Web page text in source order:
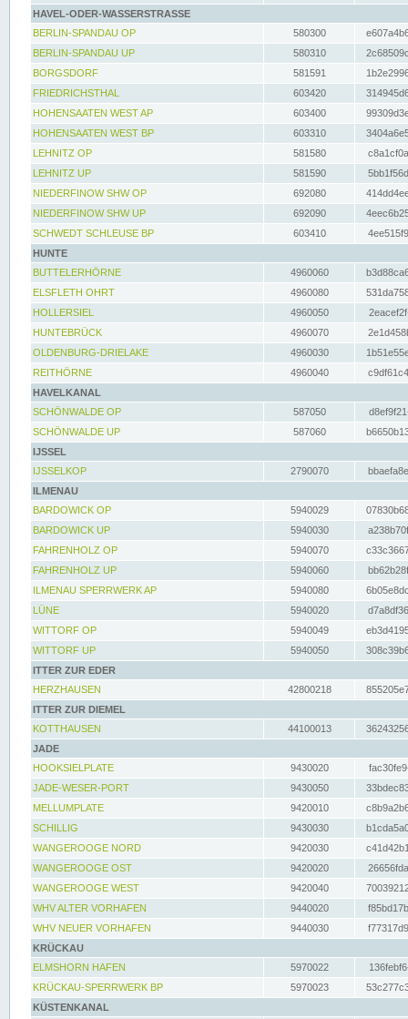
HAVEL-ODER-WASSERSTRASSE
BERLIN-SPANDAU OP
580300
BERLIN-SPANDAU UP
580310
BORGSDORF
581591
FRIEDRICHSTHAL
603420
HOHENSAATEN WEST AP
603400
HOHENSAATEN WEST BP
603310
LEHNITZ OP
581580
LEHNITZ UP
581590
NIEDERFINOW SHW OP
692080
NIEDERFINOW SHW UP
692090
SCHWEDT SCHLEUSE BP
603410
HUNTE
BUTTELERHÖRNE
4960060
ELSFLETH OHRT
4960080
HOLLERSIEL
4960050
HUNTEBRÜCK
4960070
OLDENBURG-DRIELAKE
4960030
REITHÖRNE
4960040
HAVELKANAL
SCHÖNWALDE OP
587050
SCHÖNWALDE UP
587060
IJSSEL
IJSSELKOP
2790070
ILMENAU
BARDOWICK OP
5940029
BARDOWICK UP
5940030
FAHRENHOLZ OP
5940070
FAHRENHOLZ UP
5940060
ILMENAU SPERRWERK AP
5940080
LÜNE
5940020
WITTORF OP
5940049
WITTORF UP
5940050
ITTER ZUR EDER
HERZHAUSEN
42800218
ITTER ZUR DIEMEL
KOTTHAUSEN
44100013
JADE
HOOKSIELPLATE
9430020
JADE-WESER-PORT
9430050
MELLUMPLATE
9420010
SCHILLIG
9430030
WANGEROOGE NORD
9420030
WANGEROOGE OST
9420020
WANGEROOGE WEST
9420040
WHV ALTER VORHAFEN
9440020
WHV NEUER VORHAFEN
9440030
KRÜCKAU
ELMSHORN HAFEN
5970022
KRÜCKAU-SPERRWERK BP
5970023
KÜSTENKANAL